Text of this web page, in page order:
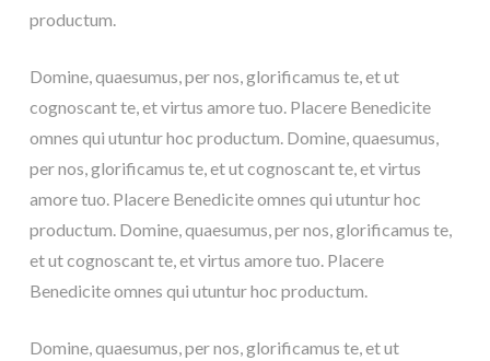
productum.
Domine, quaesumus, per nos, glorificamus te, et ut
cognoscant te, et virtus amore tuo. Placere Benedicite
omnes qui utuntur hoc productum. Domine, quaesumus,
per nos, glorificamus te, et ut cognoscant te, et virtus
amore tuo. Placere Benedicite omnes qui utuntur hoc
productum. Domine, quaesumus, per nos, glorificamus te,
et ut cognoscant te, et virtus amore tuo. Placere
Benedicite omnes qui utuntur hoc productum.
Domine, quaesumus, per nos, glorificamus te, et ut